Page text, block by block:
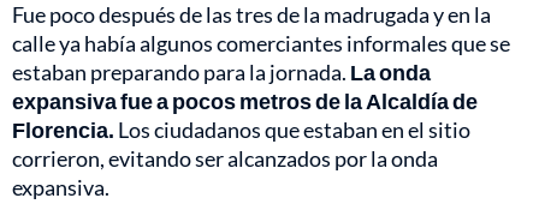
Fue poco después de las tres de la madrugada y en la
calle ya había algunos comerciantes informales que se
estaban preparando para la jornada. La onda
expansiva fue a pocos metros de la Alcaldía de
Florencia. Los ciudadanos que estaban en el sitio
corrieron, evitando ser alcanzados por la onda
expansiva.